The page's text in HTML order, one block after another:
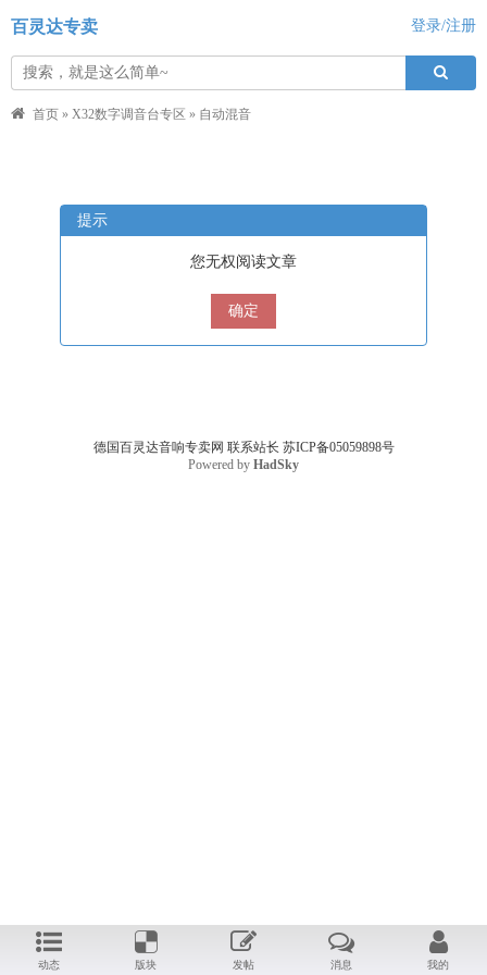
动态 版块 发帖 消息 我的
百灵达专卖 登录/注册
首页 » X32数字调音台专区 » 自动混音
提示
您无权阅读文章
确定
德国百灵达音响专卖网 联系站长 苏ICP备05059898号
Powered by HadSky